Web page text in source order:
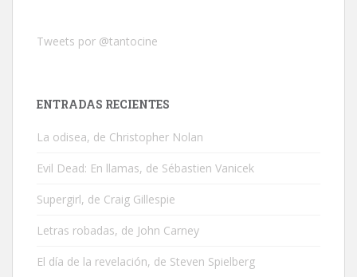
Tweets por @tantocine
ENTRADAS RECIENTES
La odisea, de Christopher Nolan
Evil Dead: En llamas, de Sébastien Vanicek
Supergirl, de Craig Gillespie
Letras robadas, de John Carney
El día de la revelación, de Steven Spielberg